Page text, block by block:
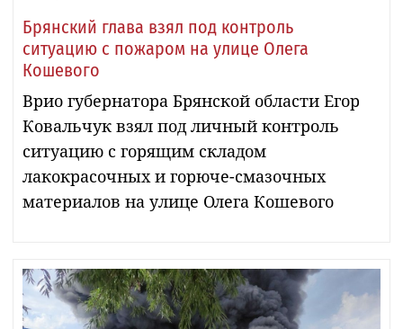
Брянский глава взял под контроль
ситуацию с пожаром на улице Олега
Кошевого
Врио губернатора Брянской области Егор
Ковальчук взял под личный контроль
ситуацию с горящим складом
лакокрасочных и горюче-смазочных
материалов на улице Олега Кошевого